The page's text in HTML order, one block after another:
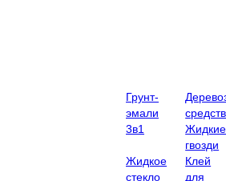
Грунт-
эмали
3в1
Жидкие
гвозди
Жидкое
стекло
Клей
для